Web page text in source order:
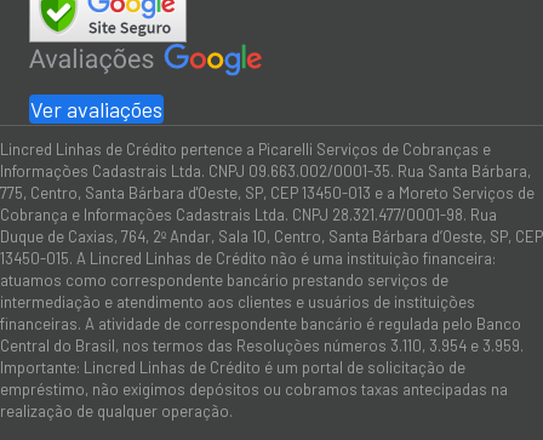
Ver avaliações
Lincred Linhas de Crédito pertence a Picarelli Serviços de Cobranças e
Informações Cadastrais Ltda. CNPJ 09.663.002/0001-35. Rua Santa Bárbara,
775, Centro, Santa Bárbara d'Oeste, SP, CEP 13450-013 e a Moreto Serviços de
Cobrança e Informações Cadastrais Ltda. CNPJ 28.321.477/0001-98. Rua
Duque de Caxias, 764, 2º Andar, Sala 10, Centro, Santa Bárbara d’Oeste, SP, CEP
13450-015. A Lincred Linhas de Crédito não é uma instituição financeira:
atuamos como correspondente bancário prestando serviços de
intermediação e atendimento aos clientes e usuários de instituições
financeiras. A atividade de correspondente bancário é regulada pelo Banco
Central do Brasil, nos termos das Resoluções números 3.110, 3.954 e 3.959.
Importante: Lincred Linhas de Crédito é um portal de solicitação de
empréstimo, não exigimos depósitos ou cobramos taxas antecipadas na
realização de qualquer operação.